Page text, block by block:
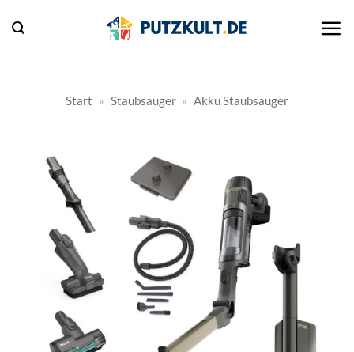
Inhalt
Start » Staubsauger » Akku Staubsauger